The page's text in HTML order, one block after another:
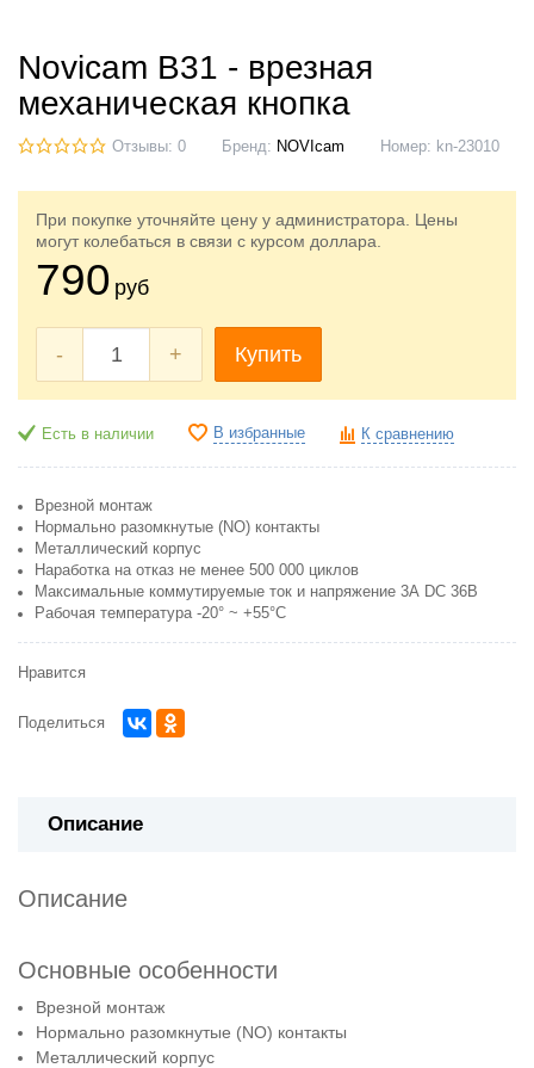
Novicam B31 - врезная
механическая кнопка
Отзывы: 0 Бренд: NOVIcam Номер: kn-23010
При покупке уточняйте цену у администратора. Цены
могут колебаться в связи с курсом доллара.
790 руб
- + Купить
Есть в наличии В избранные К сравнению
Врезной монтаж
Нормально разомкнутые (NO) контакты
Металлический корпус
Наработка на отказ не менее 500 000 циклов
Максимальные коммутируемые ток и напряжение 3А DC 36В
Рабочая температура -20° ~ +55°С
Нравится
Поделиться
Описание
Описание
Основные особенности
Врезной монтаж
Нормально разомкнутые (NO) контакты
Металлический корпус